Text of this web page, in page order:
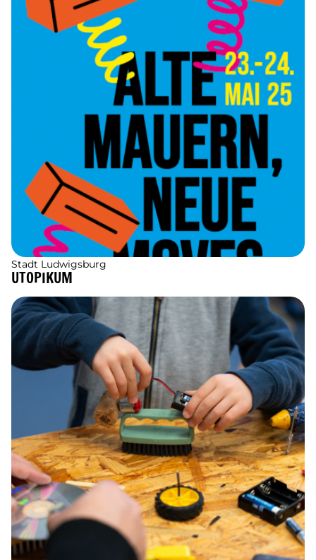
Stadt Ludwigsburg
UTOPIKUM